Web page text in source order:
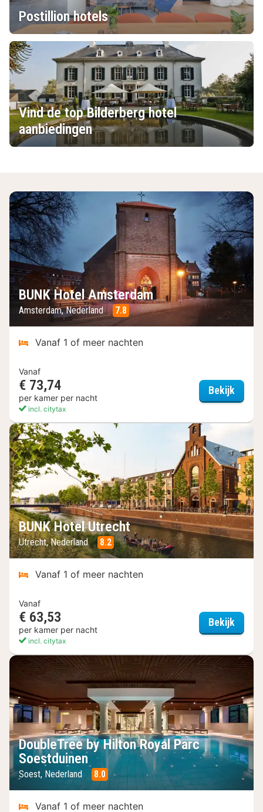
Postillion hotels
Vind de top Bilderberg hotel
aanbiedingen
BUNK Hotel Amsterdam
Amsterdam, Nederland 7.8
Vanaf 1 of meer nachten
Vanaf
€ 73,74
per kamer per nacht
incl. citytax
Bekijk
BUNK Hotel Utrecht
Utrecht, Nederland 8.2
Vanaf 1 of meer nachten
Vanaf
€ 63,53
per kamer per nacht
incl. citytax
Bekijk
DoubleTree by Hilton Royal Parc
Soestduinen
Soest, Nederland 8.0
Vanaf 1 of meer nachten